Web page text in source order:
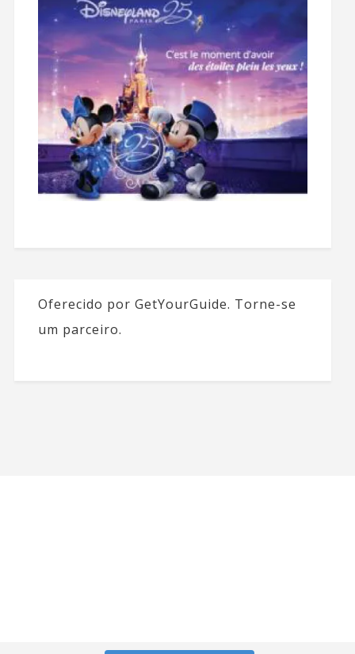
Oferecido por GetYourGuide. Torne-se
um parceiro.